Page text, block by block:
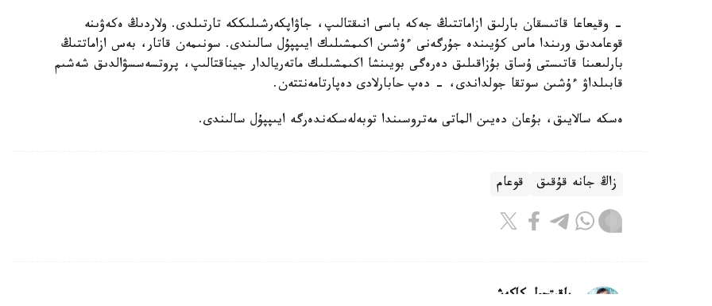
- وقيعاعا قاتىسقان بارلىق ازاماتتىڭ جەكە باسى انىقتالىپ، جاۋاپكەرشىلىككە تارتىلدى. ولاردىڭ ەكەۋىنە
قوعامدىق ورىندا ماس كۇيىندە جۇرگەنى ءۇشىن اكىمشىلىك ايىپپۇل سالىندى. سونىمەن قاتار، بەس ازاماتتىڭ
بارلىعىنا قاتىستى ۇساق بۇزاقىلىق دەرەگى بويىنشا اكىمشىلىك ماتەريالدار جيناقتالىپ، پروتسەسسۋالدىق شەشىم
قابىلداۋ ءۇشىن سوتقا جولداندى، - دەپ حابارلادى دەپارتامەنتتەن.
ەسكە سالايىق، بۇعان دەيىن الماتى مەتروسىندا توبەلەسكەندەرگە ايىپپۇل سالىندى.
زاڭ جانە قۇقىق قوعام
باقىتجول كاكەش